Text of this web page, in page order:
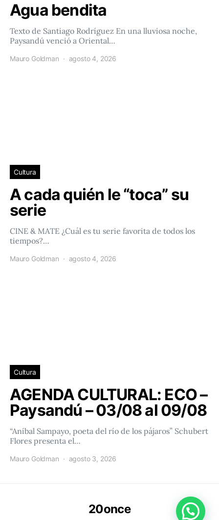
Agua bendita
Texto de Santiago Rodríguez En una lluviosa noche,
Paysandú venció a Oriental…
Mauro Goldman agosto 4, 2026
Cultura
A cada quién le “toca” su
serie
CINE & MATE ¿Cuál es tu serie favorita de todos los
tiempos?…
Mauro Goldman agosto 4, 2026
Cultura
AGENDA CULTURAL: ECO –
Paysandú – 03/08 al 09/08
“Aníbal Sampayo, poeta del río de los pájaros” Schubert
Flores presenta el…
Mauro Goldman agosto 3, 2026
20once
Conéctacte con 20once!